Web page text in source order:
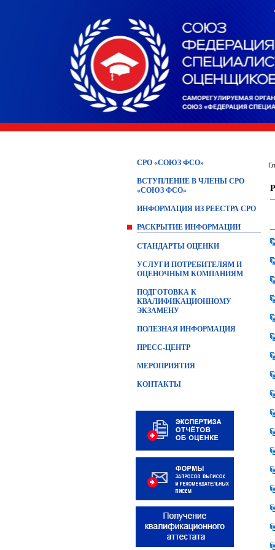
СРО «СОЮЗ ФСО»
ВСТУПЛЕНИЕ В ЧЛЕНЫ СРО
«СОЮЗ ФСО»
ИНФОРМАЦИЯ ИЗ РЕЕСТРА СРО
РАСКРЫТИЕ ИНФОРМАЦИИ
СТАНДАРТЫ ОЦЕНКИ
УСЛУГИ ПОТРЕБИТЕЛЯМ И
ОЦЕНОЧНЫМ КОМПАНИЯМ
ПОДГОТОВКА К
КВАЛИФИКАЦИОННОМУ
ЭКЗАМЕНУ
ПОЛЕЗНАЯ ИНФОРМАЦИЯ
ПРЕСС-ЦЕНТР
МЕРОПРИЯТИЯ
КОНТАКТЫ